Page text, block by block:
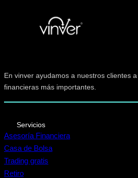
En vinver ayudamos a nuestros clientes
financieras más importantes.
Servicios
Asesoría Financiera
Casa de Bolsa
Trading gratis
Retiro